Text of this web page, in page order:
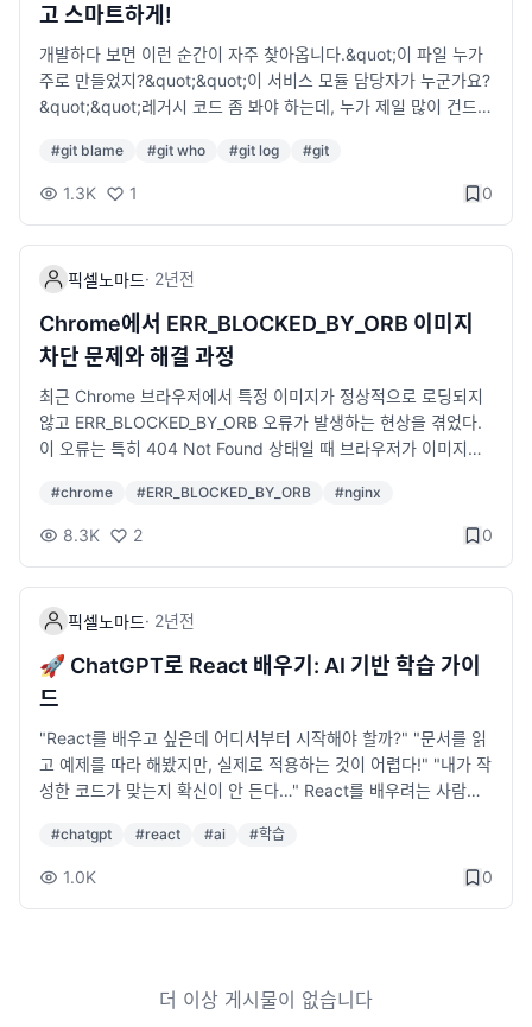
고 스마트하게!
개발하다 보면 이런 순간이 자주 찾아옵니다.&quot;이 파일 누가
주로 만들었지?&quot;&quot;이 서비스 모듈 담당자가 누군가요?
&quot;&quot;레거시 코드 좀 봐야 하는데, 누가 제일 많이 건드렸
og 같은 Git의 공식 명령어를 사용하죠. 그런데 이 명령어들은 정
보를 잘게 쪼개서 주기 때문에 &apos;딱 이 파일에 누가 가장 기
주는 작은 CLI 툴입니다.🚩 git blame vs git-who 차이점git bla
me은 파일의 각 줄마다 누가 작성했는지를 확인할 수 있는 Git의
공식 명령어입니다. 주로 문제가 발생한 코드에서 &quot;이 줄은
누가 썼을까?&quot;를 확인할 때 사용합니다.반면, git-who는 파
일 전체에서 누가 몇 퍼센트나 기여했는지를 비율로 보여주는 도
구입니다.쉽게 말해 git blame이 라인 단위로 세세하게 추적하는
것이라면, git-who는 파일 전체의 기여도를 요약해서 보여주는 도
구입니다.git blame은 라인별로 작성자를 하나하나 확인할 때 사
비율을 한눈에 파악할 때 유용합니다.팀에서는 git-who를 활용해
담당자 파악, 코드 리뷰어 추천, 레거시 코드의 책임자 확인 등 다
양한 상황에서 쉽게 사용할 수 있습니다.🤔 git blame은 이런 한
나옵니다.e5f6a8d1 (Alice 2024-03-19 15:22:10 +0900 1) d
ef get_user(): f67a1bc9 (Bob 2024-03-19 15:23:01 +090
0 2) return self.user_id라인별 작성자는 잘 보이지만,&quot;그
럼 Alice가 이 파일에 몇 퍼센트나 기여했을까?&quot;를 바로 확
인할 수는 없습니다. 직접 손으로 카운트해야 하죠.🏆 그래서 등장
한 git-whogit-who는 Python으로 작성된 오픈소스 CLI 도구로,
git blame을 내부적으로 실행한 뒤 작성자별로 라인 수를 집계해
서 퍼센트로 보여줍니다.사용법은 매우 간단합니다git who user_
여자 비율을 한 번에 확인할 수 있네요.🧩 git-who 실제 활용 꿀
를 한 사람을 코드 리뷰어로 지정하면 자연스럽게 &quot;내가 많
이 짠 코드&quot;를 리뷰하게 되어 품질도 올라갑니다.2. 레거시
이밍!3. 온보딩 가이드신규 팀원이 &quot;이 모듈 누가 담당했나
#git blame #git who #git log #git
1.3K 1 0
픽셀노마드· 2년전
Chrome에서 ERR_BLOCKED_BY_ORB 이미지
차단 문제와 해결 과정
최근 Chrome 브라우저에서 특정 이미지가 정상적으로 로딩되지
않고 ERR_BLOCKED_BY_ORB 오류가 발생하는 현상을 겪었다.
이 오류는 특히 404 Not Found 상태일 때 브라우저가 이미지를
nError 속성을 추가하여 이미지가 로드되지 않을 때 기본 이미지
를 표시하도록 설정했지만, 여전히 이미지가 나타나지 않는 문제
이렇게 onError를 활용하면 이미지가 없을 때 기본 이미지를 표시
해야 하지만, 크롬 디버그 도구에서 확인해보면 ERR_BLOCKED_
BY_ORB 오류가 발생하면서 이 이벤트조차 실행되지 않았다. 즉,
Chrome 브라우저가 보안 정책에 의해 HTML 응답을 차단하면서
onError 이벤트도 트리거되지 않는 현상이었다. 이번 글에서는 ER
R_BLOCKED_BY_ORB 오류가 발생하는 원인과 해결 과정을 공유
한다. 🚨 ERR_BLOCKED_BY_ORB란? ERR_BLOCKED_BY_OR
B는 최근에 Chrome의 ORB(Opaque Response Blocking) 정
크립트, CSS 파일 등에 대해 기대한 MIME 타입이 아닌 응답을 차
단하는 기능이다. 🔍 Chrome의 ORB 정책이란? ORB(Opaque
Response Blocking)는 Chrome에서 보안 강화를 위해 도입된
tml → 브라우저가 차단 즉, 이미지를 요청했지만 서버가 HTML
#chrome #ERR_BLOCKED_BY_ORB #nginx
8.3K 2 0
픽셀노마드· 2년전
🚀 ChatGPT로 React 배우기: AI 기반 학습 가이
드
"React를 배우고 싶은데 어디서부터 시작해야 할까?" "문서를 읽
고 예제를 따라 해봤지만, 실제로 적용하는 것이 어렵다!" "내가 작
성한 코드가 맞는지 확신이 안 든다…" React를 배우려는 사람이
해서 더 쉽고 빠르게 React를 배울 수 있다! ChatGPT를 활용하
면 React 개념을 쉽게 이해하고, 실시간으로 코드 오류를 수정하
를 물어보면 즉각적인 답변을 받을 수 있다. 능동적인 학습: 직접
#chatgpt #react #ai #학습
1.0K 0
더 이상 게시물이 없습니다